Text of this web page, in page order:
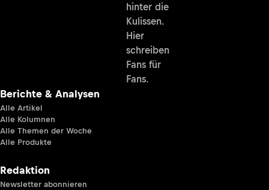
hinter die
Kulissen.
Hier
schreiben
Fans für
Fans.
Berichte & Analysen
Alle Artikel
Alle Kolumnen
Alle Themen der Woche
Alle Produkte
Redaktion
Newsletter abonnieren